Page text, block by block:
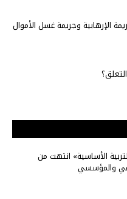
الإرهابية وجريمة غسل الأموال
الأساسية» انتهت من
والمؤسسي